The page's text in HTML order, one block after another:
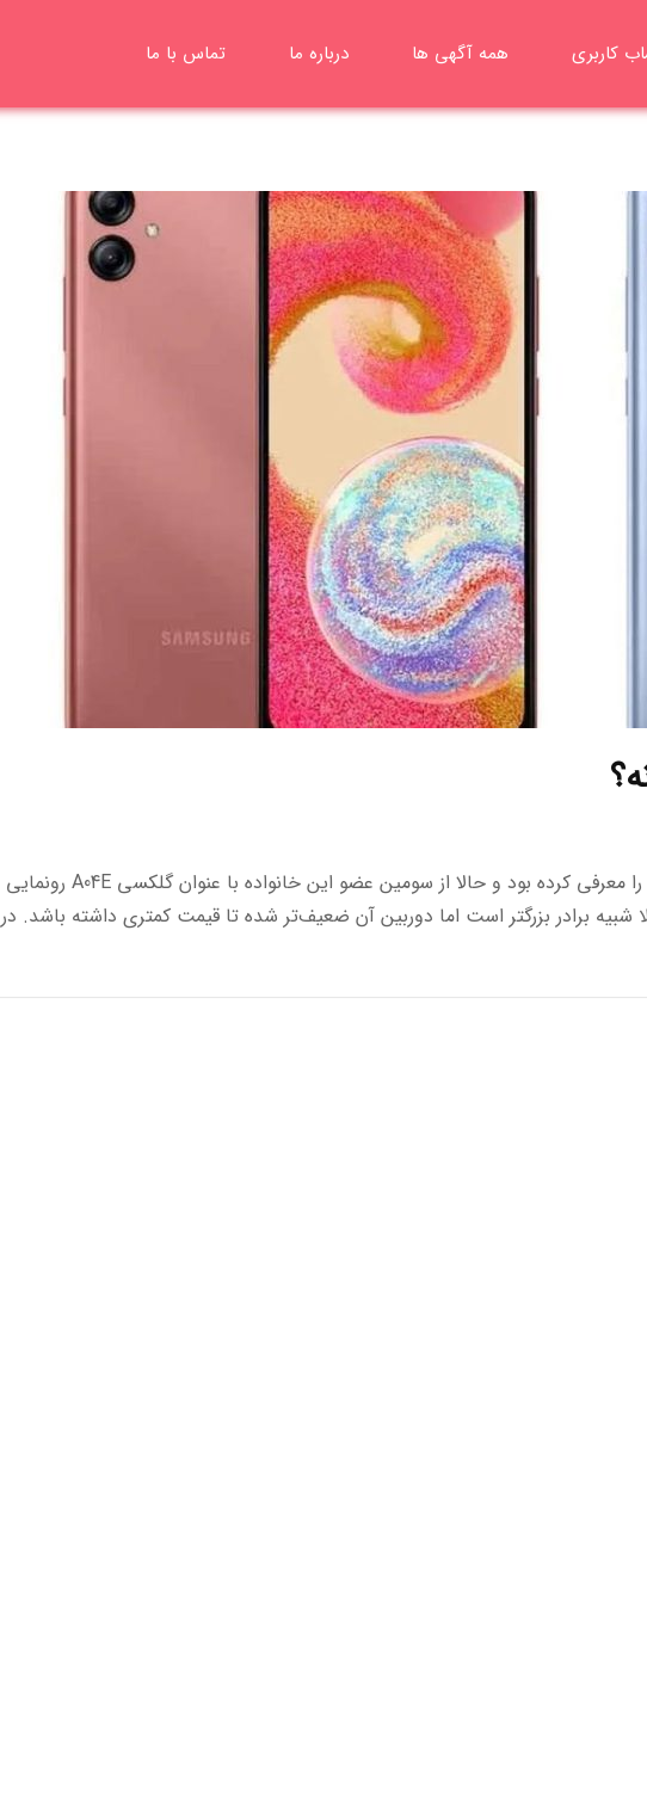
کاربری همه آگهی ها درباره ما تماس با ما
سامسونگ در ماه‌های اخیر دو گوشی گلکسی A04 و A04S را معرفی کرده بود و حالا از سومین عضو این خانواده با عنوان گلکسی A04E رونمایی
برادر بزرگتر است اما دوربین آن ضعیف‌تر شده تا قیمت کمتری داشته باشد. در